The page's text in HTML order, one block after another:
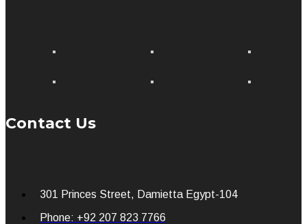
Contact Us
301 Princes Street, Damietta Egypt-104
Phone: +92 207 823 7766